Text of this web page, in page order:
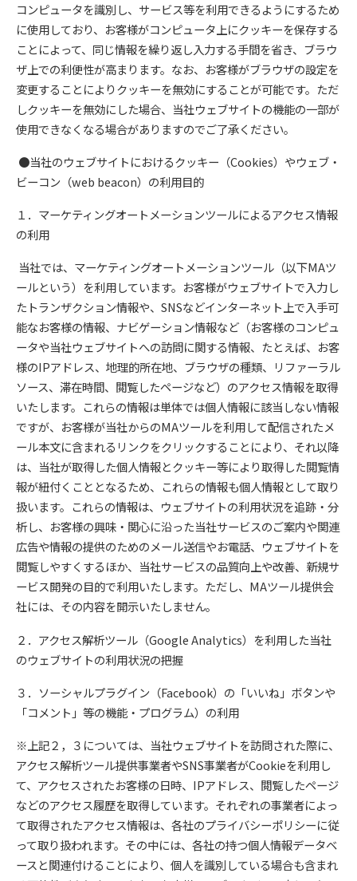
コンピュータを識別し、サービス等を利用できるようにするため
に使用しており、お客様がコンピュータ上にクッキーを保存する
ことによって、同じ情報を繰り返し入力する手間を省き、ブラウ
ザ上での利便性が高まります。なお、お客様がブラウザの設定を
変更することによりクッキーを無効にすることが可能です。ただ
しクッキーを無効にした場合、当社ウェブサイトの機能の一部が
使用できなくなる場合がありますのでご了承ください。
●当社のウェブサイトにおけるクッキー（Cookies）やウェブ・
ビーコン（web beacon）の利用目的
１．マーケティングオートメーションツールによるアクセス情報
の利用
当社では、マーケティングオートメーションツール（以下MAツ
ールという）を利用しています。お客様がウェブサイトで入力し
たトランザクション情報や、SNSなどインターネット上で入手可
能なお客様の情報、ナビゲーション情報など（お客様のコンピュ
ータや当社ウェブサイトへの訪問に関する情報、たとえば、お客
様のIPアドレス、地理的所在地、ブラウザの種類、リファーラル
ソース、滞在時間、閲覧したページなど）のアクセス情報を取得
いたします。これらの情報は単体では個人情報に該当しない情報
ですが、お客様が当社からのMAツールを利用して配信されたメ
ール本文に含まれるリンクをクリックすることにより、それ以降
は、当社が取得した個人情報とクッキー等により取得した閲覧情
報が紐付くこととなるため、これらの情報も個人情報として取り
扱います。これらの情報は、ウェブサイトの利用状況を追跡・分
析し、お客様の興味・関心に沿った当社サービスのご案内や関連
広告や情報の提供のためのメール送信やお電話、ウェブサイトを
閲覧しやすくするほか、当社サービスの品質向上や改善、新規サ
ービス開発の目的で利用いたします。ただし、MAツール提供会
社には、その内容を開示いたしません。
２．アクセス解析ツール（Google Analytics）を利用した当社
のウェブサイトの利用状況の把握
３．ソーシャルプラグイン（Facebook）の「いいね」ボタンや
「コメント」等の機能・プログラム）の利用
※上記２，３については、当社ウェブサイトを訪問された際に、
アクセス解析ツール提供事業者やSNS事業者がCookieを利用し
て、アクセスされたお客様の日時、IPアドレス、閲覧したページ
などのアクセス履歴を取得しています。それぞれの事業者によっ
て取得されたアクセス情報は、各社のプライバシーポリシーに従
って取り扱われます。その中には、各社の持つ個人情報データベ
ースと関連付けることにより、個人を識別している場合も含まれ